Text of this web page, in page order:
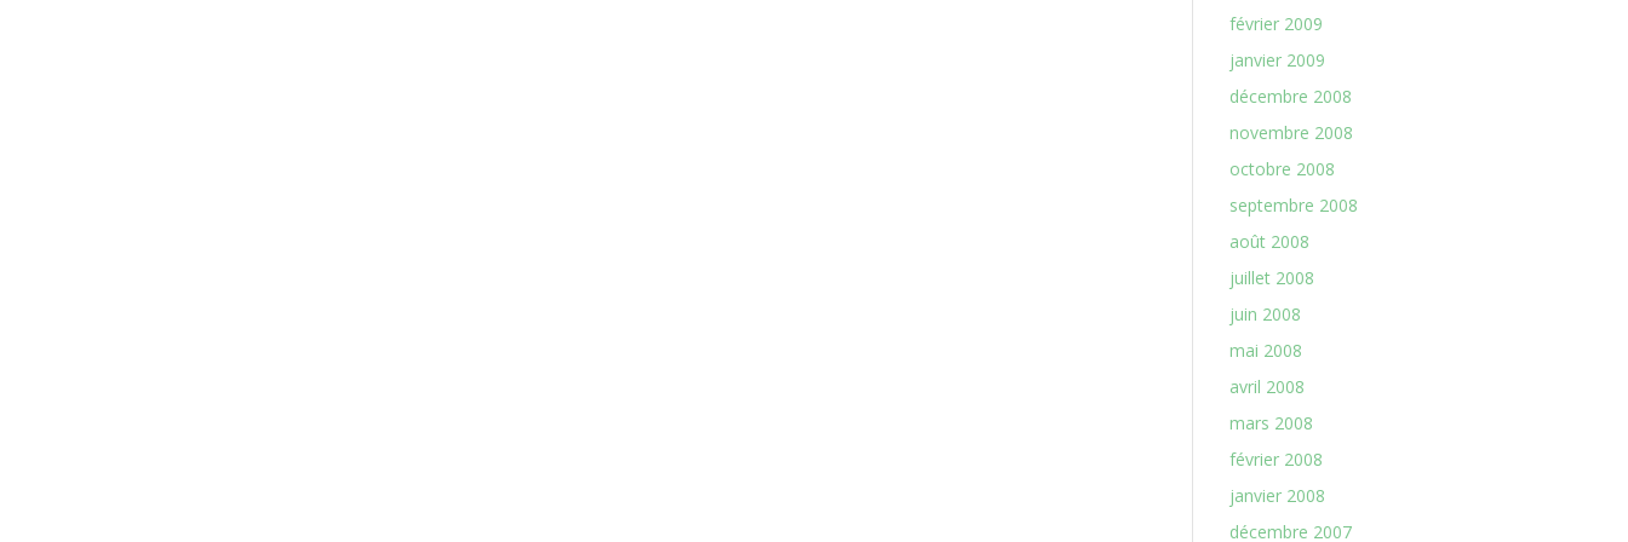
février 2009
janvier 2009
décembre 2008
novembre 2008
octobre 2008
septembre 2008
août 2008
juillet 2008
juin 2008
mai 2008
avril 2008
mars 2008
février 2008
janvier 2008
décembre 2007